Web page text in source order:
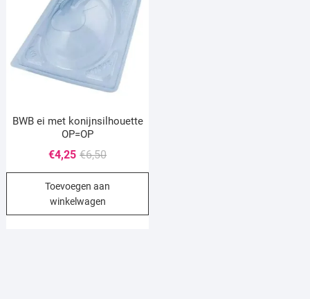
BWB ei met konijnsilhouette
OP=OP
€6,50Oorspronkelijke
prijs
was:
€4,25
Huidige
prijs
is:
Toevoegen aan
winkelwagen